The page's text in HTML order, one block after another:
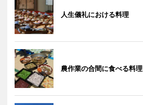
人生儀礼における料理
農作業の合間に食べる料理